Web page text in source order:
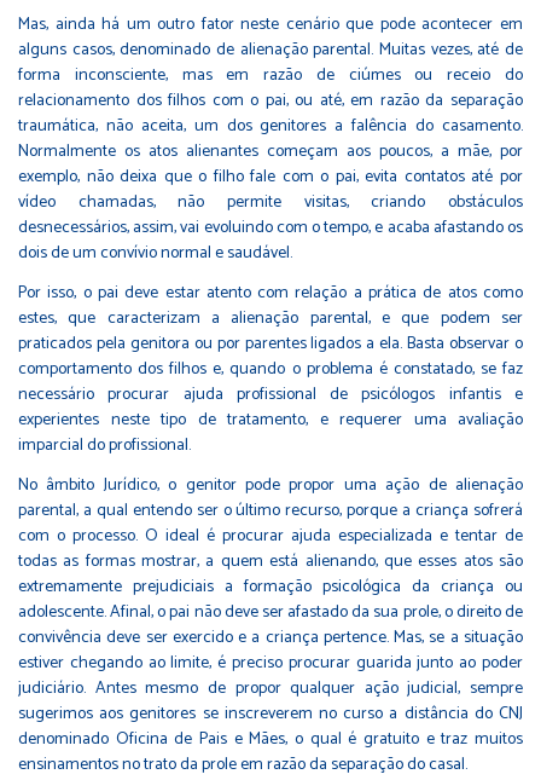
Mas, ainda há um outro fator neste cenário que pode acontecer em
alguns casos, denominado de alienação parental. Muitas vezes, até de
forma inconsciente, mas em razão de ciúmes ou receio do
relacionamento dos filhos com o pai, ou até, em razão da separação
traumática, não aceita, um dos genitores a falência do casamento.
Normalmente os atos alienantes começam aos poucos, a mãe, por
exemplo, não deixa que o filho fale com o pai, evita contatos até por
vídeo chamadas, não permite visitas, criando obstáculos
desnecessários, assim, vai evoluindo com o tempo, e acaba afastando os
dois de um convívio normal e saudável.
Por isso, o pai deve estar atento com relação a prática de atos como
estes, que caracterizam a alienação parental, e que podem ser
praticados pela genitora ou por parentes ligados a ela. Basta observar o
comportamento dos filhos e, quando o problema é constatado, se faz
necessário procurar ajuda profissional de psicólogos infantis e
experientes neste tipo de tratamento, e requerer uma avaliação
imparcial do profissional.
No âmbito Jurídico, o genitor pode propor uma ação de alienação
parental, a qual entendo ser o último recurso, porque a criança sofrerá
com o processo. O ideal é procurar ajuda especializada e tentar de
todas as formas mostrar, a quem está alienando, que esses atos são
extremamente prejudiciais a formação psicológica da criança ou
adolescente. Afinal, o pai não deve ser afastado da sua prole, o direito de
convivência deve ser exercido e a criança pertence. Mas, se a situação
estiver chegando ao limite, é preciso procurar guarida junto ao poder
judiciário. Antes mesmo de propor qualquer ação judicial, sempre
sugerimos aos genitores se inscreverem no curso a distância do CNJ
denominado Oficina de Pais e Mães, o qual é gratuito e traz muitos
ensinamentos no trato da prole em razão da separação do casal.